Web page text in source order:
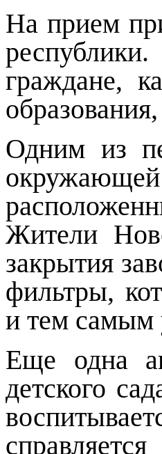
На прием
граждане,
Одним из
Жители
закрытия
фильтры,
и тем самым
Еще одна
детского